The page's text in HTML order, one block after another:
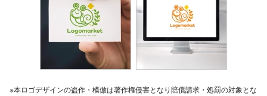
※本ロゴデザインの盗作・模倣は著作権侵害となり賠償請求・処罰の対象とな